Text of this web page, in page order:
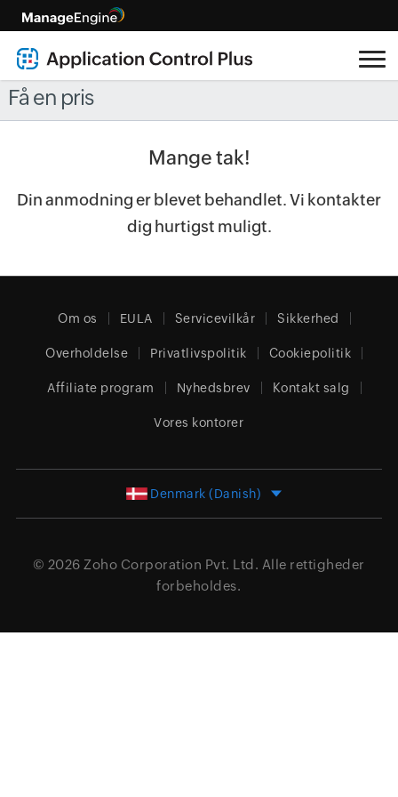
Få en pris
Mange tak!
Din anmodning er blevet behandlet. Vi kontakter
dig hurtigst muligt.
Om os EULA Servicevilkår Sikkerhed
Overholdelse Privatlivspolitik Cookiepolitik
Affiliate program Nyhedsbrev Kontakt salg
Vores kontorer
Denmark (Danish)
© 2026 Zoho Corporation Pvt. Ltd. Alle rettigheder
forbeholdes.